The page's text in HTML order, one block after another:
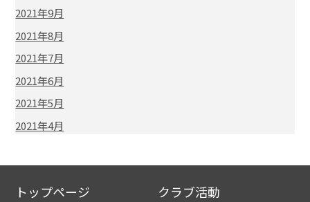
2021年9月
2021年8月
2021年7月
2021年6月
2021年5月
2021年4月
トップページ
クラブ活動